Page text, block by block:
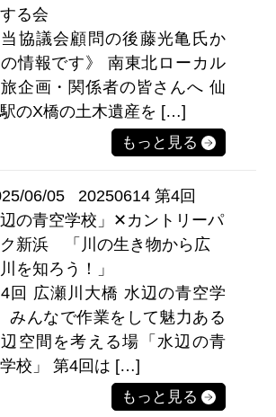
る会
当協議会顧問の後藤光亀氏か
の情報です》 南東北ローカル
企画・関係者の皆さんへ 仙
のX橋の土木遺産を […]
もっと見る
06/05
20250614 第4回
の⻘空学校」✕カントリーパ
新浜 「川の生き物から広
を知ろう！」
回 広瀬川大橋 水辺の⻘空学
みんなで作業をして魅力ある
空間を考える場「水辺の青
校」 第4回は […]
もっと見る